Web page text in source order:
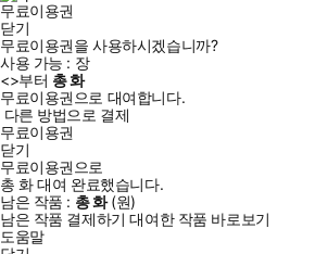
무료이용권
닫기
무료이용권을 사용하시겠습니까?
사용 가능 : 장
<>부터 총화
무료이용권으로 대여합니다.
다른 방법으로 결제
무료이용권
닫기
무료이용권으로
총 화대여 완료했습니다.
남은 작품 : 총화(원)
남은 작품 결제하기 대여한 작품 바로보기
도움말